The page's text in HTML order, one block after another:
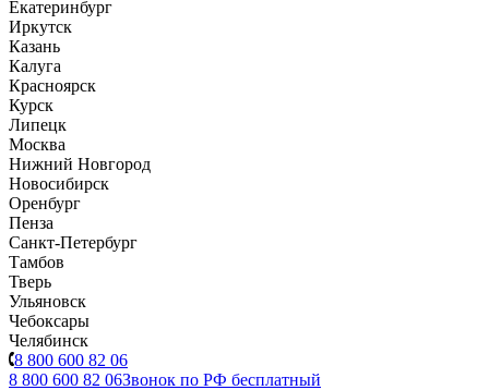
Екатеринбург
Иркутск
Казань
Калуга
Красноярск
Курск
Липецк
Москва
Нижний Новгород
Новосибирск
Оренбург
Пенза
Санкт-Петербург
Тамбов
Тверь
Ульяновск
Чебоксары
Челябинск
8 800 600 82 06
8 800 600 82 06Звонок по РФ бесплатный